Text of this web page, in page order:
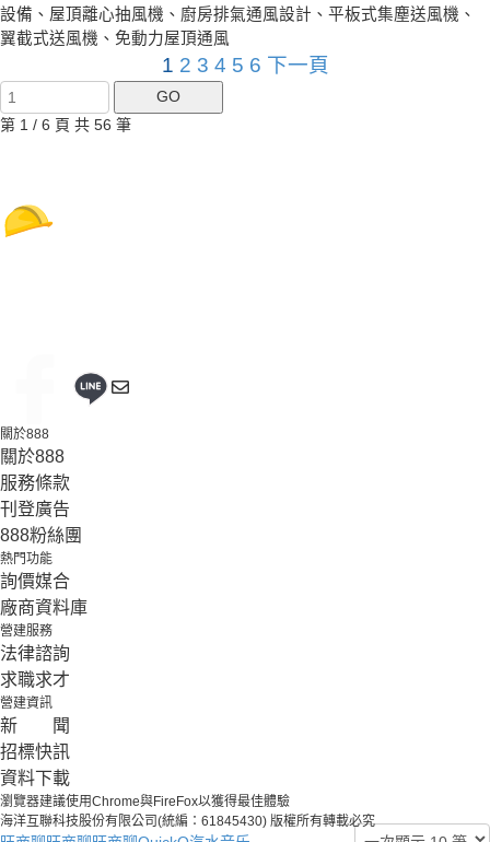
設備、屋頂離心抽風機、廚房排氣通風設計、平板式集塵送風機、
翼截式送風機、免動力屋頂通風
1 2 3 4 5 6 下一頁
第 1 / 6 頁 共 56 筆
關於888
關於888
服務條款
刊登廣告
888粉絲團
熱門功能
詢價媒合
廠商資料庫
營建服務
法律諮詢
求職求才
營建資訊
新 聞
招標快訊
資料下載
瀏覽器建議使用Chrome與FireFox以獲得最佳體驗
海洋互聯科技股份有限公司(統編：61845430) 版權所有轉載必究